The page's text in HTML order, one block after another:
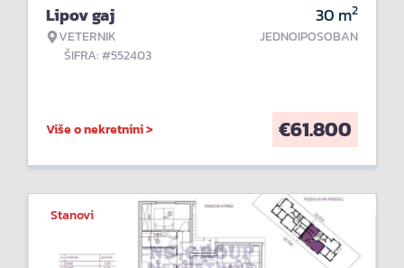
Lipov gaj
VETERNIK
ŠIFRA: #552403
30 m2
JEDNOIPOSOBAN
Više o nekretnini > €61.800
Stanovi